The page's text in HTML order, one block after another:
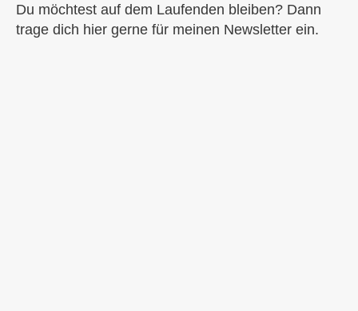
Du möchtest auf dem Laufenden bleiben? Dann
trage dich hier gerne für meinen Newsletter ein.